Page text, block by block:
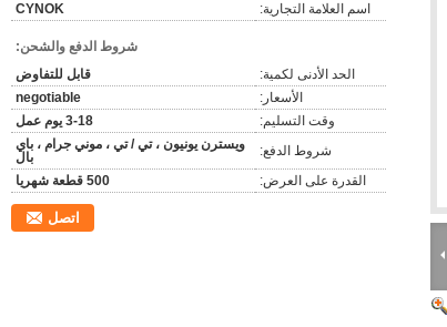
اسم العلامة التجارية:
CYNOK
شروط الدفع والشحن:
الحد الأدنى لكمية:
قابل للتفاوض
الأسعار:
negotiable
وقت التسليم:
3-18 يوم عمل
شروط الدفع:
ويسترن يونيون ، تي / تي ، موني جرام ، باي
بال
القدرة على العرض:
500 قطعة شهريا
اتصل